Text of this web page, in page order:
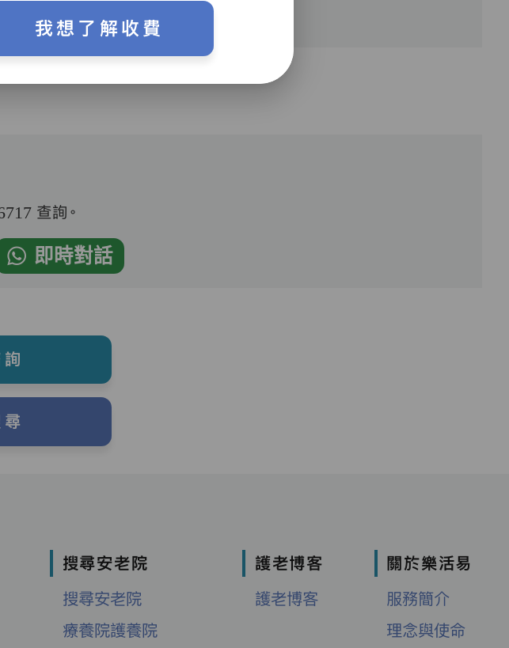
查詢。
即時對話
搜尋安老院
搜尋安老院
療養院護養院
護老博客
護老博客
關於樂活易
服務簡介
理念與使命
我想了解收費